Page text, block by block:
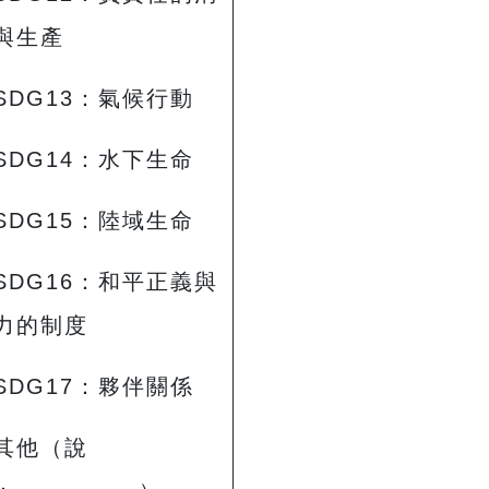
生產
：氣候行動
：水下生命
：陸域生命
：和平正義與
的制度
：夥伴關係
他（說